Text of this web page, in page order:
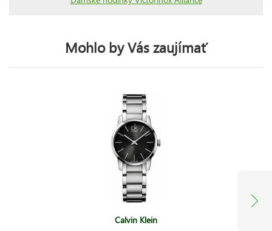
Mohlo by Vás zaujímať
Calvin Klein